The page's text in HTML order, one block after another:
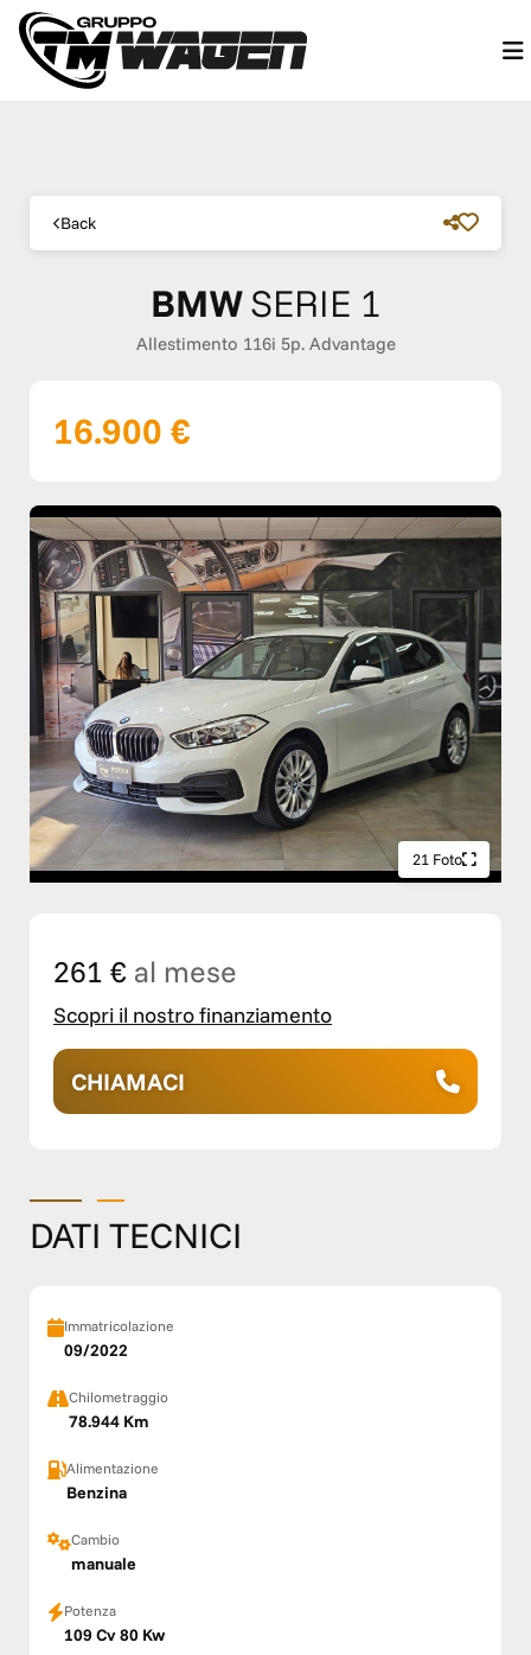
Back
BMWSERIE 1
Allestimento 116i 5p. Advantage
16.900 €
21 Foto
261 € al mese
Scopri il nostro finanziamento
CHIAMACI
DATI TECNICI
Immatricolazione
09/2022
Chilometraggio
78.944 Km
Alimentazione
Benzina
Cambio
manuale
Potenza
109 Cv 80 Kw